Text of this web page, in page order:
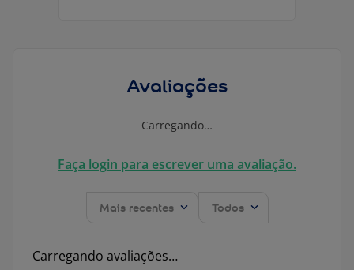
Avaliações
Carregando…
Faça login para escrever uma avaliação.
Mais recentes Todos
Carregando avaliações…